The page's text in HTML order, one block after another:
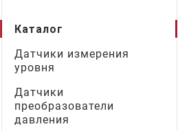
Каталог
Датчики измерения
уровня
Датчики
преобразователи
давления